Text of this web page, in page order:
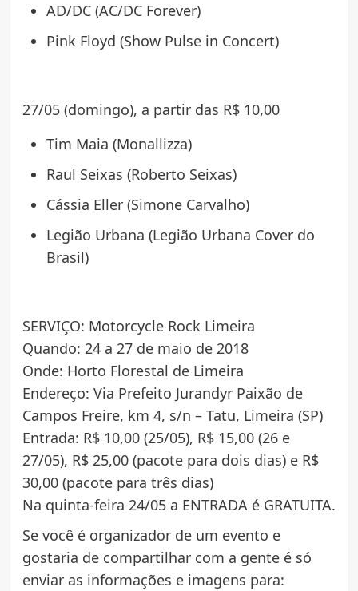
AD/DC (AC/DC Forever)
Pink Floyd (Show Pulse in Concert)
27/05 (domingo), a partir das R$ 10,00
Tim Maia (Monallizza)
Raul Seixas (Roberto Seixas)
Cássia Eller (Simone Carvalho)
Legião Urbana (Legião Urbana Cover do
Brasil)
SERVIÇO: Motorcycle Rock Limeira
Quando: 24 a 27 de maio de 2018
Onde: Horto Florestal de Limeira
Endereço: Via Prefeito Jurandyr Paixão de
Campos Freire, km 4, s/n – Tatu, Limeira (SP)
Entrada: R$ 10,00 (25/05), R$ 15,00 (26 e
27/05), R$ 25,00 (pacote para dois dias) e R$
30,00 (pacote para três dias)
Na quinta-feira 24/05 a ENTRADA é GRATUITA.
Se você é organizador de um evento e
gostaria de compartilhar com a gente é só
enviar as informações e imagens para: